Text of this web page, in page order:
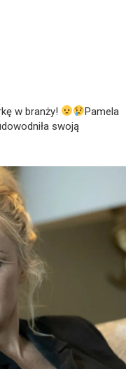
w branży!
Pamela
swoją